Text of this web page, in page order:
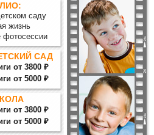
саду
жизнь
фотосессии
САД
от 3800 ₽
от 5000 ₽
от 3800 ₽
от 5000 ₽